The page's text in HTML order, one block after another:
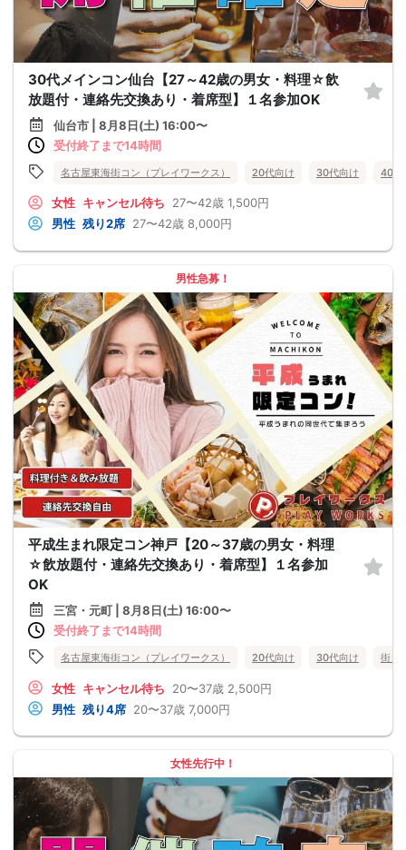
30代メインコン仙台【27～42歳の男女・料理☆飲
放題付・連絡先交換あり・着席型】１名参加OK
仙台市 | 8月8日(土) 16:00〜
受付終了まで14時間
名古屋東海街コン（プレイワークス） 20代向け 30代向け 40代
女性 キャンセル待ち 27〜42歳 1,500円
男性 残り2席 27〜42歳 8,000円
男性急募！
平成生まれ限定コン神戸【20～37歳の男女・料理
☆飲放題付・連絡先交換あり・着席型】１名参加
OK
三宮・元町 | 8月8日(土) 16:00〜
受付終了まで14時間
名古屋東海街コン（プレイワークス） 20代向け 30代向け 街コ
女性 キャンセル待ち 20〜37歳 2,500円
男性 残り4席 20〜37歳 7,000円
女性先行中！